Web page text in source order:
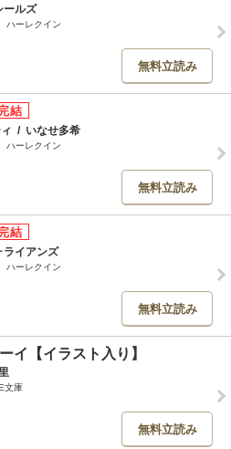
ールズ
ハーレクイン
無料立読み
/ いなせ多希
ハーレクイン
無料立読み
ライアンズ
ハーレクイン
無料立読み
イ【イラスト入り】
文庫
無料立読み